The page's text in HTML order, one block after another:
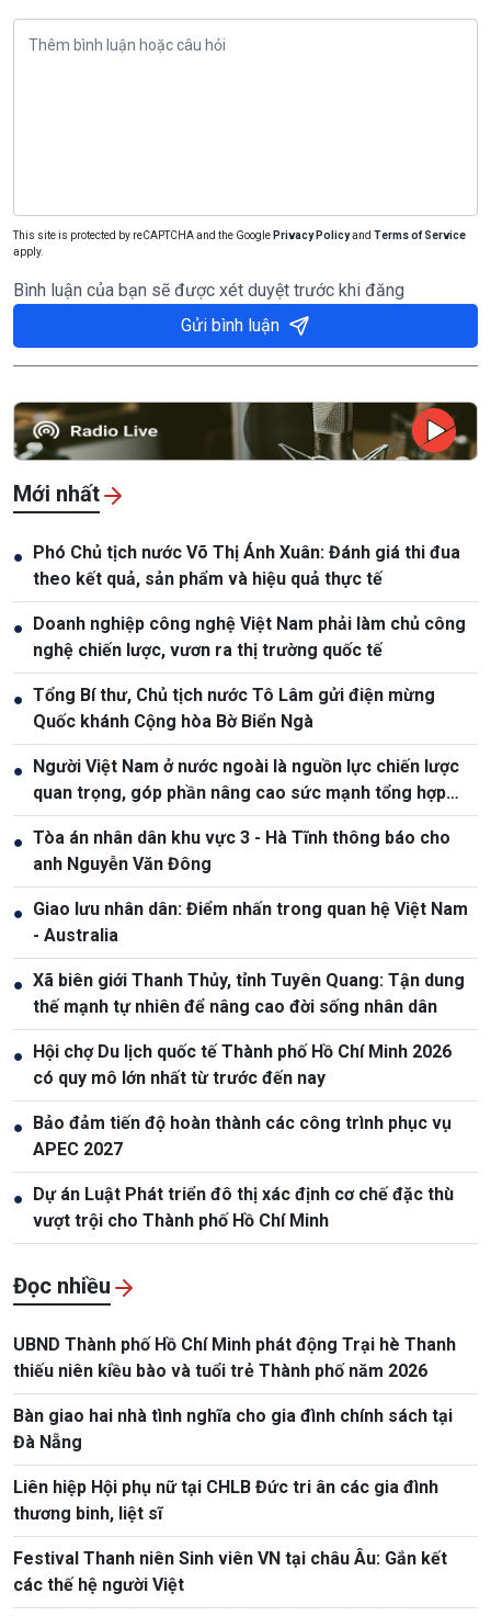
This site is protected by reCAPTCHA and the Google Privacy Policyand Terms of Service
apply.
Bình luận của bạn sẽ được xét duyệt trước khi đăng
Gửi bình luận
Mới nhất
● Phó Chủ tịch nước Võ Thị Ánh Xuân: Đánh giá thi đua
theo kết quả, sản phẩm và hiệu quả thực tế
● Doanh nghiệp công nghệ Việt Nam phải làm chủ công
nghệ chiến lược, vươn ra thị trường quốc tế
● Tổng Bí thư, Chủ tịch nước Tô Lâm gửi điện mừng
Quốc khánh Cộng hòa Bờ Biển Ngà
● Người Việt Nam ở nước ngoài là nguồn lực chiến lược
quan trọng, góp phần nâng cao sức mạnh tổng hợp
quốc gia
● Tòa án nhân dân khu vực 3 - Hà Tĩnh thông báo cho
anh Nguyễn Văn Đông
● Giao lưu nhân dân: Điểm nhấn trong quan hệ Việt Nam
- Australia
● Xã biên giới Thanh Thủy, tỉnh Tuyên Quang: Tận dung
thế mạnh tự nhiên để nâng cao đời sống nhân dân
● Hội chợ Du lịch quốc tế Thành phố Hồ Chí Minh 2026
có quy mô lớn nhất từ trước đến nay
● Bảo đảm tiến độ hoàn thành các công trình phục vụ
APEC 2027
● Dự án Luật Phát triển đô thị xác định cơ chế đặc thù
vượt trội cho Thành phố Hồ Chí Minh
Đọc nhiều
UBND Thành phố Hồ Chí Minh phát động Trại hè Thanh
thiếu niên kiều bào và tuổi trẻ Thành phố năm 2026
Bàn giao hai nhà tình nghĩa cho gia đình chính sách tại
Đà Nẵng
Liên hiệp Hội phụ nữ tại CHLB Đức tri ân các gia đình
thương binh, liệt sĩ
Festival Thanh niên Sinh viên VN tại châu Âu: Gắn kết
các thế hệ người Việt